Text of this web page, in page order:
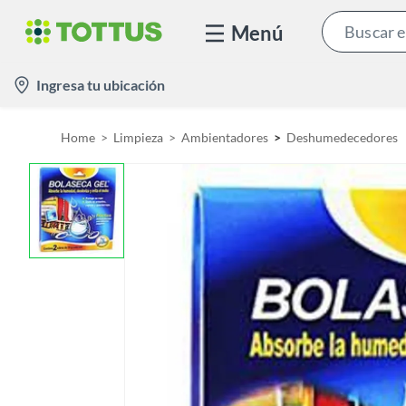
Menú
Ingresa tu ubicación
Home Limpieza Ambientadores Deshumedecedores